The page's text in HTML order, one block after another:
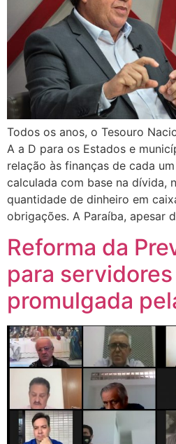
Todos os anos, o Tesouro
A a D para os Estados e
relação às finanças de cada
calculada com base na dívida,
quantidade de dinheiro em
obrigações. A Paraíba, apesar
Reforma da
para
promulgada